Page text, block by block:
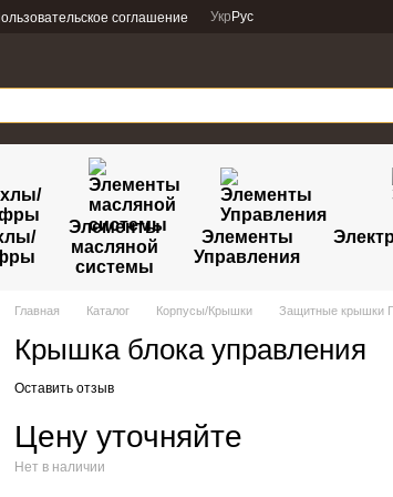
соглашение Укр Рус
Элементы
масляной
системы
Элементы
Управления
Главная Каталог Корпусы/Крышки Защитные крышки
Крышка блока управления
Оставить отзыв
Цену уточняйте
Нет в наличии